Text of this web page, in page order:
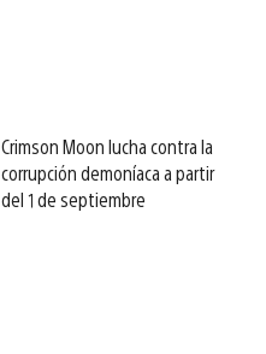
Crimson Moon lucha contra la
corrupción demoníaca a partir
del 1 de septiembre